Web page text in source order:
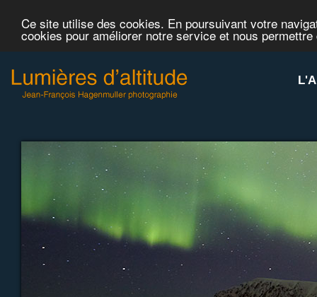
Ce site utilise des cookies. En poursuivant votre
cookies pour améliorer notre service et nous